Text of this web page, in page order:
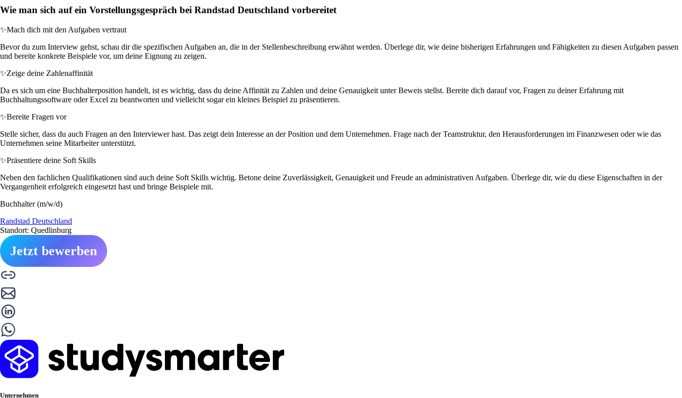
Wie man sich auf ein Vorstellungsgespräch bei Randstad Deutschland vorbereitet
✨Mach dich mit den Aufgaben vertraut
Bevor du zum Interview gehst, schau dir die spezifischen Aufgaben an, die in der Stellenbeschreibung erwähnt werden. Überlege dir, wie deine bisherigen Erfahrungen und Fähigkeiten zu diesen Aufgaben passen
und bereite konkrete Beispiele vor, um deine Eignung zu zeigen.
✨Zeige deine Zahlenaffinität
Da es sich um eine Buchhalterposition handelt, ist es wichtig, dass du deine Affinität zu Zahlen und deine Genauigkeit unter Beweis stellst. Bereite dich darauf vor, Fragen zu deiner Erfahrung mit
Buchhaltungssoftware oder Excel zu beantworten und vielleicht sogar ein kleines Beispiel zu präsentieren.
✨Bereite Fragen vor
Stelle sicher, dass du auch Fragen an den Interviewer hast. Das zeigt dein Interesse an der Position und dem Unternehmen. Frage nach der Teamstruktur, den Herausforderungen im Finanzwesen oder wie das
Unternehmen seine Mitarbeiter unterstützt.
✨Präsentiere deine Soft Skills
Neben den fachlichen Qualifikationen sind auch deine Soft Skills wichtig. Betone deine Zuverlässigkeit, Genauigkeit und Freude an administrativen Aufgaben. Überlege dir, wie du diese Eigenschaften in der
Vergangenheit erfolgreich eingesetzt hast und bringe Beispiele mit.
Buchhalter (m/w/d)
Randstad Deutschland
Standort: Quedlinburg
Jetzt bewerben
Unternehmen